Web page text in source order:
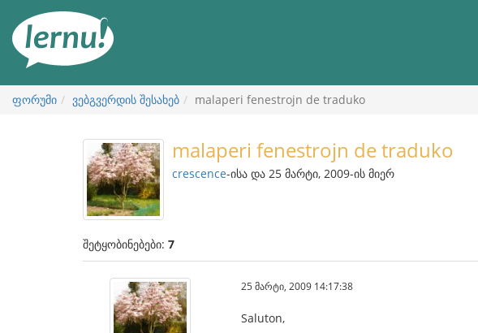
ნახვა
ფორუმი ვებგვერდის შესახებ malaperi fenestrojn de traduko
malaperi fenestrojn de traduko
crescence-ისა და 25 მარტი, 2009-ის მიერ
შეტყობინებები: 7
25 მარტი, 2009 14:17:38
Saluton,